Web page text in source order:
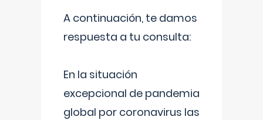
A continuación, te damos
respuesta a tu consulta:
En la situación
excepcional de pandemia
global por coronavirus las